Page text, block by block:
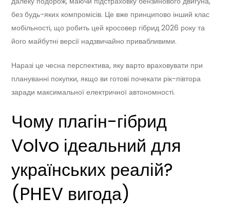
без будь-яких компромісів. Це вже принципово інший клас
мобільності, що робить цей кросовер гібрид 2026 року та
його майбутні версії надзвичайно привабливими.
Наразі це чесна перспектива, яку варто враховувати при
плануванні покупки, якщо ви готові почекати рік-півтора
заради максимальної електричної автономності.
Чому плагін-гібрид
Volvo ідеальний для
українських реалій?
(PHEV вигода)